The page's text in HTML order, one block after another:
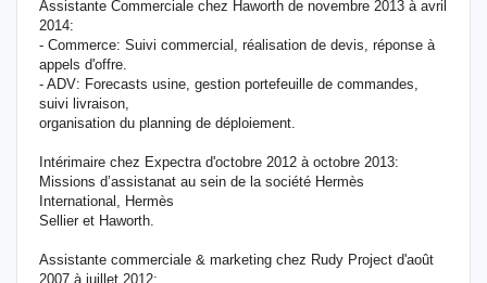
Assistante Commerciale chez Haworth de novembre 2013 à avril
2014:
- Commerce: Suivi commercial, réalisation de devis, réponse à
appels d'offre.
- ADV: Forecasts usine, gestion portefeuille de commandes,
suivi livraison,
organisation du planning de déploiement.
Intérimaire chez Expectra d'octobre 2012 à octobre 2013:
Missions d’assistanat au sein de la société Hermès
International, Hermès
Sellier et Haworth.
Assistante commerciale & marketing chez Rudy Project d'août
2007 à juillet 2012: